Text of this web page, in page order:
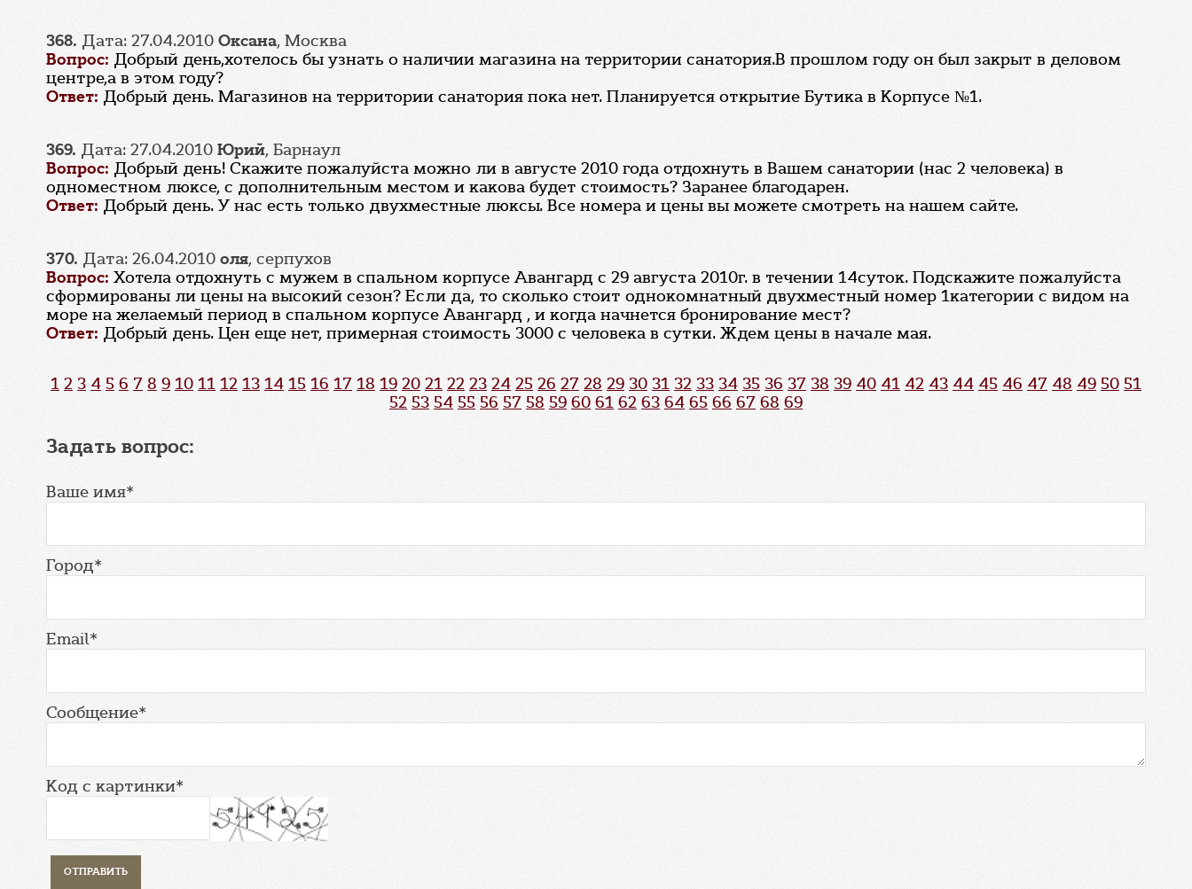
368. Дата: 27.04.2010 Оксана, Москва
Вопрос: Добрый день,хотелось бы узнать о наличии магазина на территории санатория.В прошлом году он был закрыт в деловом
центре,а в этом году?
Ответ: Добрый день. Магазинов на территории санатория пока нет. Планируется открытие Бутика в Корпусе №1.
369. Дата: 27.04.2010 Юрий, Барнаул
Вопрос: Добрый день! Скажите пожалуйста можно ли в августе 2010 года отдохнуть в Вашем санатории (нас 2 человека) в
одноместном люксе, с дополнительным местом и какова будет стоимость? Заранее благодарен.
Ответ: Добрый день. У нас есть только двухместные люксы. Все номера и цены вы можете смотреть на нашем сайте.
370. Дата: 26.04.2010 оля, серпухов
Вопрос: Хотела отдохнуть с мужем в спальном корпусе Авангард с 29 августа 2010г. в течении 14суток. Подскажите пожалуйста
сформированы ли цены на высокий сезон? Если да, то сколько стоит однокомнатный двухместный номер 1категории с видом на
море на желаемый период в спальном корпусе Авангард , и когда начнется бронирование мест?
Ответ: Добрый день. Цен еще нет, примерная стоимость 3000 с человека в сутки. Ждем цены в начале мая.
1 2 3 4 5 6 7 8 9 10 11 12 13 14 15 16 17 18 19 20 21 22 23 24 25 26 27 28 29 30 31 32 33 34 35 36 37 38 39 40 41 42 43 44 45 46 47 48 49 50 51
52 53 54 55 56 57 58 59 60 61 62 63 64 65 66 67 68 69
Задать вопрос:
Ваше имя*
Город*
Email*
Сообщение*
Код с картинки*